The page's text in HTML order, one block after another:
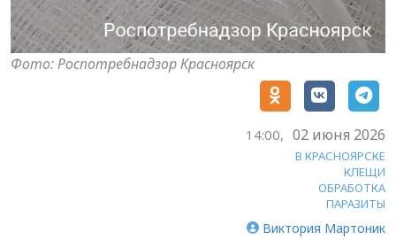
Фото: Роспотребнадзор Красноярск
14:00, 02 июня 2026
В КРАСНОЯРСКЕ
КЛЕЩИ
ОБРАБОТКА
ПАРАЗИТЫ
Виктория Мартоник